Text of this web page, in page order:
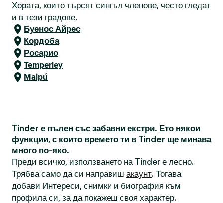
Хората, които търсят сингъл членове, често гледат
и в тези градове.
Буенос Айрес
Кордоба
Росарио
Temperley
Maipú
Tinder е пълен със забавни екстри. Ето някои
функции, с които времето ти в Tinder ще минава
много по-яко.
Преди всичко, използването на Tinder е лесно.
Трябва само да си направиш акаунт. Тогава
добави Интереси, снимки и биография към
профила си, за да покажеш своя характер.